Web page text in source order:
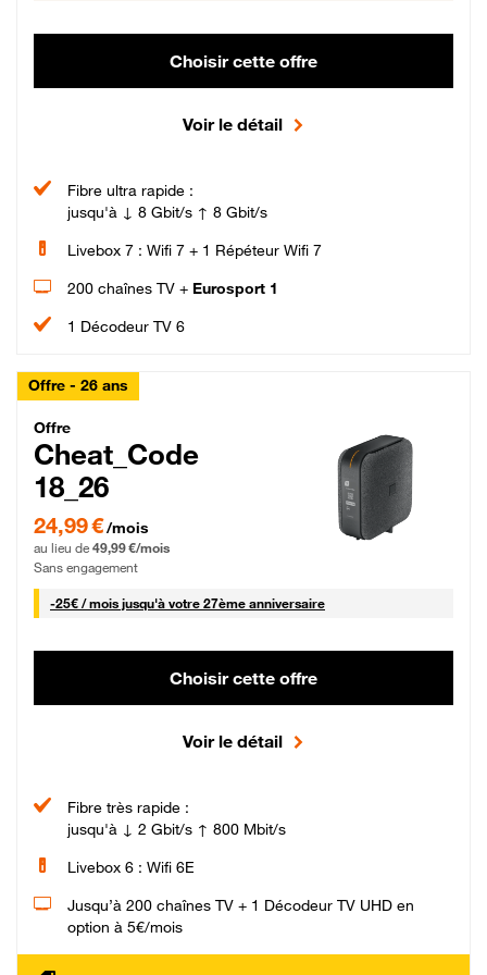
Choisir cette offre
Voir le détail
Fibre ultra rapide :
jusqu'à ↓ 8 Gbit/s ↑ 8 Gbit/s
Livebox 7 : Wifi 7 + 1 Répéteur Wifi 7
200 chaînes TV + Eurosport 1
1 Décodeur TV 6
Offre - 26 ans
Cheat_Code Fibre_18_26
Offre
Cheat_Code
18_26
24,99 € par mois pendant 0 mois puis 49,99 € par mois, Sans engagement
24,99 €/mois
au lieu de 49,99 €/mois
Sans engagement
-25€ / mois25 € par mois
jusqu'à votre 27ème anniversaire
Choisir cette offre
Voir le détail
Fibre très rapide :
jusqu'à ↓ 2 Gbit/s ↑ 800 Mbit/s
Livebox 6 : Wifi 6E
Jusqu’à 200 chaînes TV + 1 Décodeur TV UHD en
option à 5€/mois